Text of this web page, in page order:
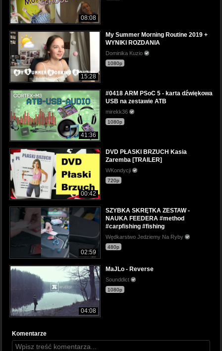
08:08
15:28
My Summer Morning Routine 2019 +
WYNIKI ROZDANIA
Dominika Kuzio
1080p
41:36
#0418 ARM PSoC 5 - karta dźwiękowa
USB na zestawie ATB
mirekk36
1080p
00:42
DVD PŁASKI BRZUCH Kasia
Zaremba [TRAILER]
WKondycji
720p
02:59
SZYBKA SKRĘTKA ZESTAW -
NAUKA FEEDERA #method
#carpfishing #fishing
Wędkarstwo Jedziemy Na Ryby
480p
04:08
MaJLo - Reverse
Sounddict
1080p
Komentarze